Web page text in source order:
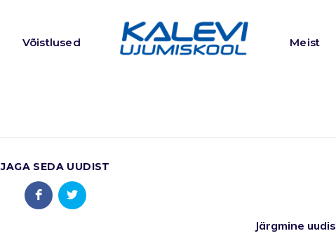
Võistlused Meist
JAGA SEDA UUDIST
Järgmine uudis